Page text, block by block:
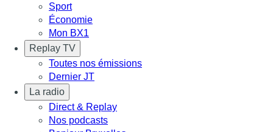
Sport
Économie
Mon BX1
Replay TV
Toutes nos émissions
Dernier JT
La radio
Direct & Replay
Nos podcasts